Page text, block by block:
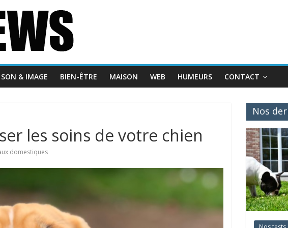
SON & IMAGE BIEN-ÊTRE MAISON WEB HUMEURS CONTACT
les soins de votre chien
domestiques
Nos